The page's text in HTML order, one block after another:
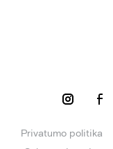
Privatumo politika